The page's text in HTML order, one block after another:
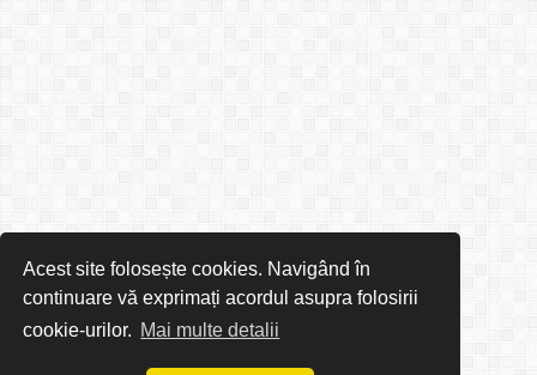
Acest site folosește cookies. Navigând în
continuare vă exprimați acordul asupra folosirii
cookie-urilor. Mai multe detalii